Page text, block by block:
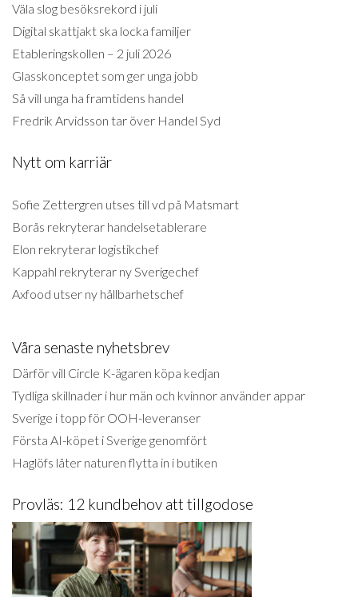
Väla slog besöksrekord i juli
Digital skattjakt ska locka familjer
Etableringskollen – 2 juli 2026
Glasskonceptet som ger unga jobb
Så vill unga ha framtidens handel
Fredrik Arvidsson tar över Handel Syd
Nytt om karriär
Sofie Zettergren utses till vd på Matsmart
Borås rekryterar handelsetablerare
Elon rekryterar logistikchef
Kappahl rekryterar ny Sverigechef
Axfood utser ny hållbarhetschef
Våra senaste nyhetsbrev
Därför vill Circle K-ägaren köpa kedjan
Tydliga skillnader i hur män och kvinnor använder appar
Sverige i topp för OOH-leveranser
Första AI-köpet i Sverige genomfört
Haglöfs låter naturen flytta in i butiken
Provläs: 12 kundbehov att tillgodose